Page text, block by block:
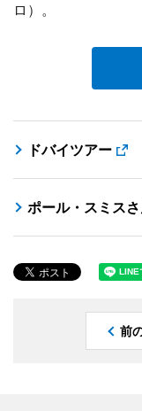
ロ）。
ドバイツアー
ポール・スミス
前